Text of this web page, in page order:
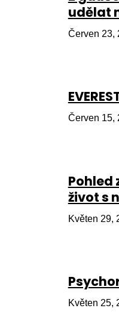
udělat
Červen 23,
Červen 15,
Pohled
život s
Květen 29,
Květen 25,